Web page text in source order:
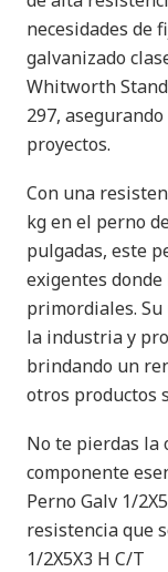
necesidades de
galvanizado
Whitworth
297,
proyectos.
Con una
kg en el perno
pulgadas, este
exigentes
primordiales.
la industria y
brindando un
otros productos
No te pierdas la
componente
Perno Galv 1/
resistencia que
1/2X5X3 H C/T